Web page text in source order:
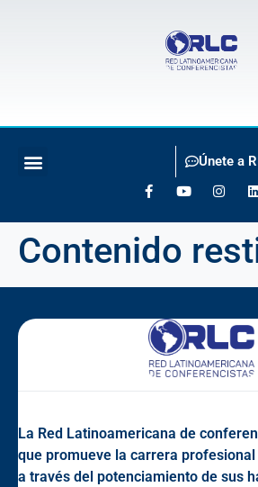
Únete a
Contenido
La Red Latinoamericana de
que promueve la carrera
a través del potenciamiento de sus